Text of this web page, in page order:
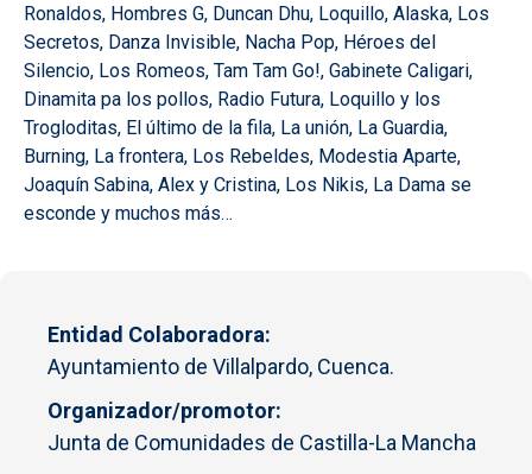
Ronaldos, Hombres G, Duncan Dhu, Loquillo, Alaska, Los
Secretos, Danza Invisible, Nacha Pop, Héroes del
Silencio, Los Romeos, Tam Tam Go!, Gabinete Caligari,
Dinamita pa los pollos, Radio Futura, Loquillo y los
Trogloditas, El último de la fila, La unión, La Guardia,
Burning, La frontera, Los Rebeldes, Modestia Aparte,
Joaquín Sabina, Alex y Cristina, Los Nikis, La Dama se
esconde y muchos más…
Entidad Colaboradora
Ayuntamiento de Villalpardo, Cuenca.
Organizador/promotor
Junta de Comunidades de Castilla-La Mancha